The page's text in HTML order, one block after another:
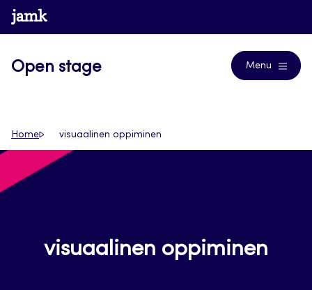
Siirry
suoraan
www.jamk.fi
Open stage Menu
Home visuaalinen oppiminen
visuaalinen oppiminen